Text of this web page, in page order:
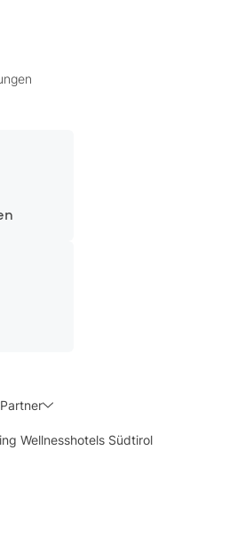
Partner
Wellnesshotels Südtirol